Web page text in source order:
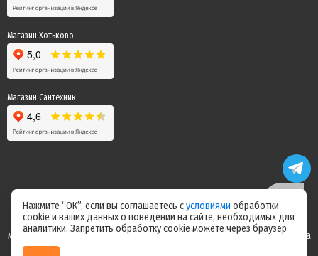
Магазин Хотьково
Магазин Сантехник
Цены на сайте не являются офертой! Актуальные цены уточняйте у
менеджера после оформления заказа! Спасибо за понимание! Команда
Нажмите “ОК”, если вы соглашаетесь сусловиями обработки
cookie и ваших данных о поведении на сайте, необходимых для
аналитики. Запретить обработку cookie можете через браузер